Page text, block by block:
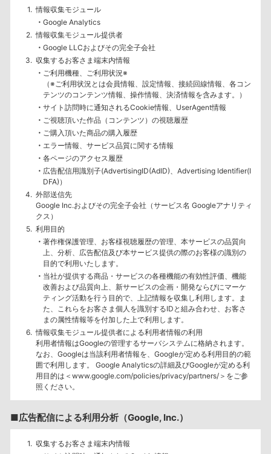
情報収集モジュール
Google Analytics
情報収集モジュール提供者
Google LLCおよびその完全子会社
収集するお客さま端末内情報
ご利用機種、ご利用状況※
（※ご利用状況とは会員情報、設定情報、接続回線情報、各コン
テンツのコンテンツ情報、操作情報、決済情報を含みます。）
サイト訪問時に通知されるCookie情報、UserAgent情報
ご視聴頂いた作品（コンテンツ）の視聴履歴
ご購入頂いた商品の購入履歴
エラー情報、サービス品質に関する情報
各ページのアクセス履歴
広告配信用識別子(AdvertisingID(AdID)、Advertising Identifier(I
DFA)）
外部送信先
Google Inc.およびその完全子会社（サービス名 Googleアナリティ
クス）
利用目的
著作権保護管理、お客様視聴履歴の管理、本サービスの品質向
上、分析、広告配信及び本サービス提供の際のお客様の識別の
目的で利用いたします。
当社が提供する商品・サービスの各種機能の有効性評価、機能
改善および品質向上、新サービスの企画・開発ならびにマーケ
ティング活動を行う目的で、上記情報を収集し利用します。ま
た、これらをお客さま個人を識別するIDと組み合わせ、お客さ
まの属性情報等を付加した上で利用します。
情報収集モジュール提供者による利用者情報の利用
利用者情報はGoogleの管理するサーバシステムに格納されます。
なお、Googleは当該利用者情報を、Googleが定める利用目的の範
囲で利用します。 Google Analyticsの詳細及びGoogleが定める利
用目的は＜www.google.com/policies/privacy/partners/＞をご参
照ください。
■広告配信による利用分析（Google, Inc.）
収集するお客さま端末内情報